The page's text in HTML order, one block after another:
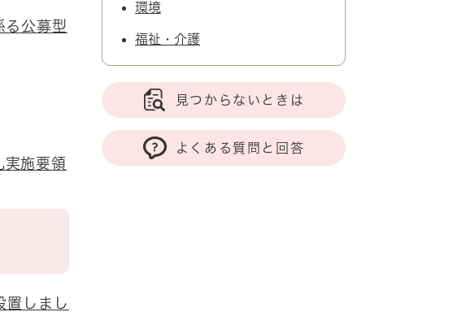
る公募型
実施要領
置しまし
環境
福祉・介護
見つからないときは
よくある質問と回答